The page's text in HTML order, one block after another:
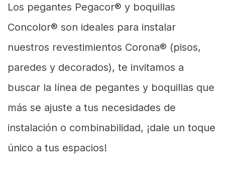
Los pegantes Pegacor® y boquillas
Concolor® son ideales para instalar
nuestros revestimientos Corona® (pisos,
paredes y decorados), te invitamos a
buscar la línea de pegantes y boquillas que
más se ajuste a tus necesidades de
instalación o combinabilidad, ¡dale un toque
único a tus espacios!